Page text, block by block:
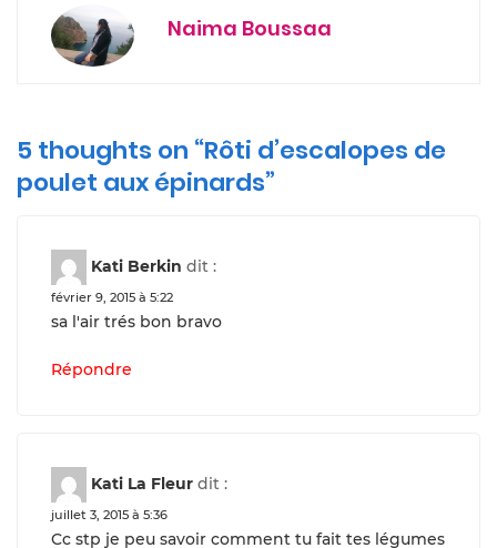
Naima Boussaa
5 thoughts on “Rôti d’escalopes de
poulet aux épinards”
Kati Berkin dit :
février 9, 2015 à 5:22
sa l'air trés bon bravo
Répondre
Kati La Fleur dit :
juillet 3, 2015 à 5:36
Cc stp je peu savoir comment tu fait tes légumes